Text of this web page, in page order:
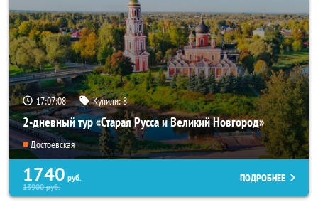
17:07:07 Купили:8
2-дневный тур «Старая Русса и Великий Новгород»
Достоевская
1740 руб.
13900руб.
ПОДРОБНЕЕ